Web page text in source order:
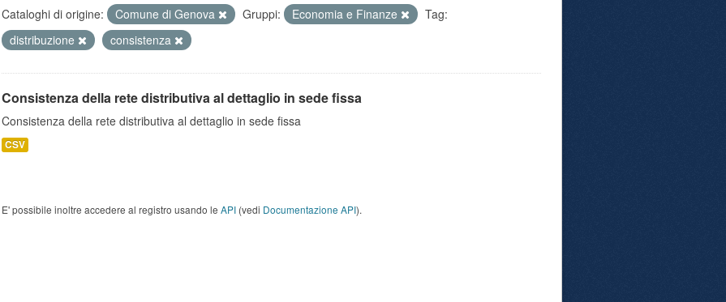
Cataloghi di origine:
Comune di Genova Gruppi: Economia e Finanze
Tag:
distribuzione
consistenza
Consistenza della rete distributiva al dettaglio in sede fissa
Consistenza della rete distributiva al dettaglio in sede fissa
CSV
E' possibile inoltre accedere al registro usando le API (vedi Documentazione API).